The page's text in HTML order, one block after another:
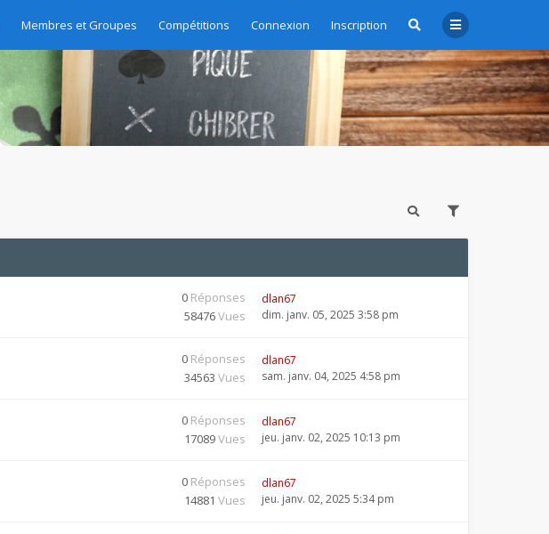
Membres et Groupes Compétitions Connexion Inscription
0 Réponses
58476Vues
dlan67
dim. janv. 05, 2025 3:58 pm
0 Réponses
34563 Vues
dlan67
sam. janv. 04, 2025 4:58 pm
0 Réponses
17089Vues
dlan67
jeu. janv. 02, 2025 10:13 pm
0 Réponses
14881 Vues
dlan67
jeu. janv. 02, 2025 5:34 pm